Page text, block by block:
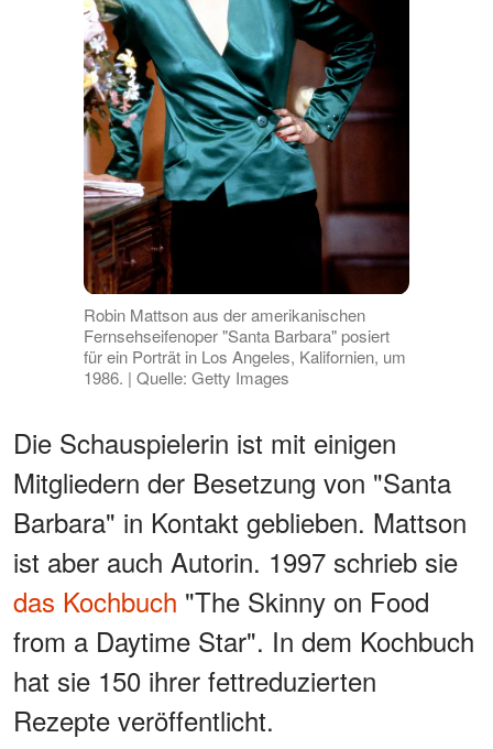
Robin Mattson aus der amerikanischen
Fernsehseifenoper "Santa Barbara" posiert
für ein Porträt in Los Angeles, Kalifornien, um
1986. | Quelle: Getty Images
Die Schauspielerin ist mit einigen
Mitgliedern der Besetzung von "Santa
Barbara" in Kontakt geblieben. Mattson
ist aber auch Autorin. 1997 schrieb sie
das Kochbuch "The Skinny on Food
from a Daytime Star". In dem Kochbuch
hat sie 150 ihrer fettreduzierten
Rezepte veröffentlicht.